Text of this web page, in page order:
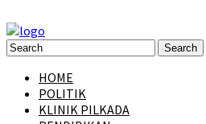
HOME
POLITIK
KLINIK PILKADA